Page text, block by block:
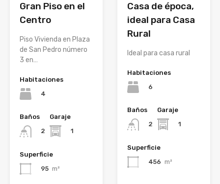
Gran Piso en el
Centro
Piso Vivienda en Plaza
de San Pedro número
3 en…
Habitaciones
4
Baños
2
Garaje
1
Superficie
95 m²
Casa de época,
ideal para Casa
Rural
Ideal para casa rural
Habitaciones
6
Baños
2
Garaje
1
Superficie
456 m²